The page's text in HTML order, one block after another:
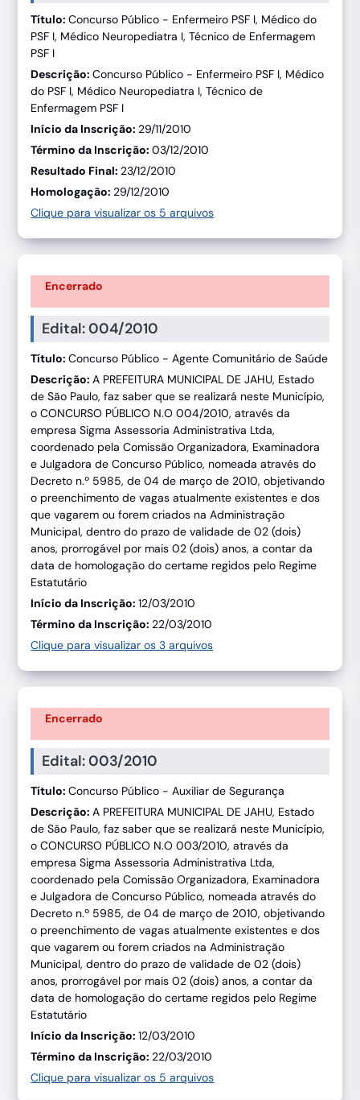
Título:Concurso Público - Enfermeiro PSF I, Médico do
PSF I, Médico Neuropediatra I, Técnico de Enfermagem
PSF I
Descrição:Concurso Público - Enfermeiro PSF I, Médico
do PSF I, Médico Neuropediatra I, Técnico de
Enfermagem PSF I
Início da Inscrição:29/11/2010
Término da Inscrição:03/12/2010
Resultado Final:23/12/2010
Homologação:29/12/2010
Clique para visualizar os 5 arquivos
Encerrado
Edital: 004/2010
Título:Concurso Público - Agente Comunitário de Saúde
Descrição:A PREFEITURA MUNICIPAL DE JAHU, Estado
de São Paulo, faz saber que se realizará neste Município,
o CONCURSO PÚBLICO N.O 004/2010, através da
empresa Sigma Assessoria Administrativa Ltda,
coordenado pela Comissão Organizadora, Examinadora
e Julgadora de Concurso Público, nomeada através do
Decreto n.º 5985, de 04 de março de 2010, objetivando
o preenchimento de vagas atualmente existentes e dos
que vagarem ou forem criados na Administração
Municipal, dentro do prazo de validade de 02 (dois)
anos, prorrogável por mais 02 (dois) anos, a contar da
data de homologação do certame regidos pelo Regime
Estatutário
Início da Inscrição:12/03/2010
Término da Inscrição:22/03/2010
Clique para visualizar os 3 arquivos
Encerrado
Edital: 003/2010
Título:Concurso Público - Auxiliar de Segurança
Descrição:A PREFEITURA MUNICIPAL DE JAHU, Estado
de São Paulo, faz saber que se realizará neste Município,
o CONCURSO PÚBLICO N.O 003/2010, através da
empresa Sigma Assessoria Administrativa Ltda,
coordenado pela Comissão Organizadora, Examinadora
e Julgadora de Concurso Público, nomeada através do
Decreto n.º 5985, de 04 de março de 2010, objetivando
o preenchimento de vagas atualmente existentes e dos
que vagarem ou forem criados na Administração
Municipal, dentro do prazo de validade de 02 (dois)
anos, prorrogável por mais 02 (dois) anos, a contar da
data de homologação do certame regidos pelo Regime
Estatutário
Início da Inscrição:12/03/2010
Término da Inscrição:22/03/2010
Clique para visualizar os 5 arquivos